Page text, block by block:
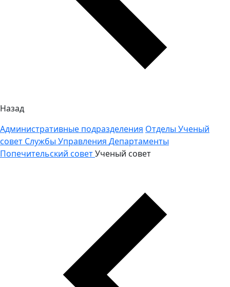
Назад
Административные подразделения Отделы Ученый
совет Службы Управления Департаменты
Попечительский советУченый совет